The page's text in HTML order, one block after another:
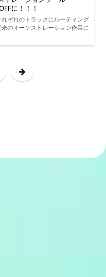
に！！！
ぞれのトラックにルーティング
のオーケストレーション作業に